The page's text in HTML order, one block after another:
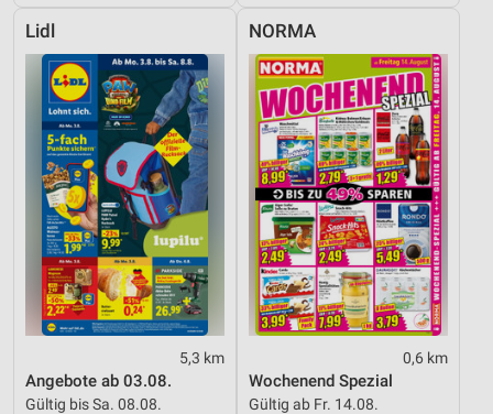
Lidl
5,3 km
Angebote ab 03.08.
Gültig bis Sa. 08.08.
NORMA
0,6 km
Wochenend Spezial
Gültig ab Fr. 14.08.
auf einem Endgerät
Verwendung reduzierter Daten zur Auswahl von
Werbeanzeigen
Erstellung von Profilen für personalisierte
Werbung
Verwendung von Profilen zur Auswahl
personalisierter Werbung
Erstellung von Profilen zur Personalisierung
von Inhalten
Verwendung von Profilen zur Auswahl
Messung der Werbeleistung